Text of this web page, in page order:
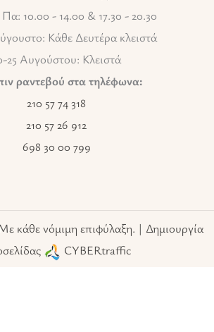
10.00 - 14.00 & 17.30 - 20.30
Κάθε Δευτέρα κλειστά
25 Αυγούστου: Κλειστά
ραντεβού στα τηλέφωνα:
210 57 74 318
210 57 26 912
698 30 00 799
κάθε νόμιμη επιφύλαξη. | Δημιουργία
CYBERtraffic